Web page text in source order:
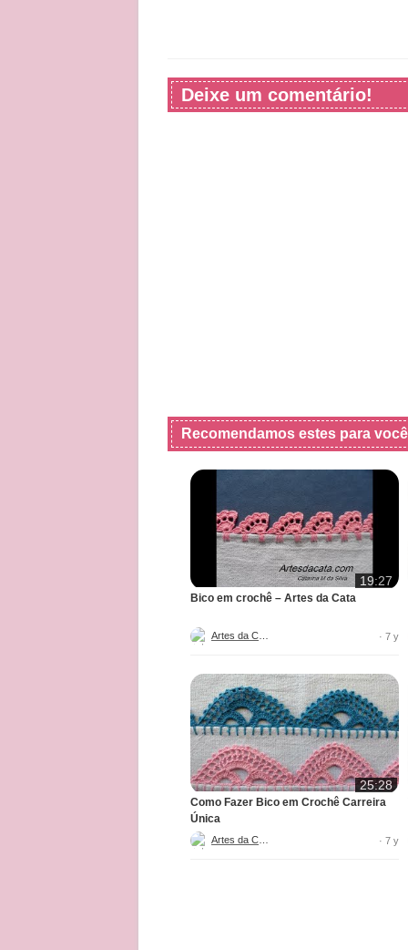
Deixe um comentário!
Recomendamos estes para você
19:27
Bico em crochê – Artes da Cata
· 7 y
25:28
Como Fazer Bico em Crochê Carreira
Única
· 7 y